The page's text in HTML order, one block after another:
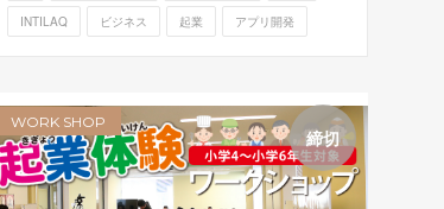
INTILAQ ビジネス 起業 アプリ開発
締切
WORK SHOP